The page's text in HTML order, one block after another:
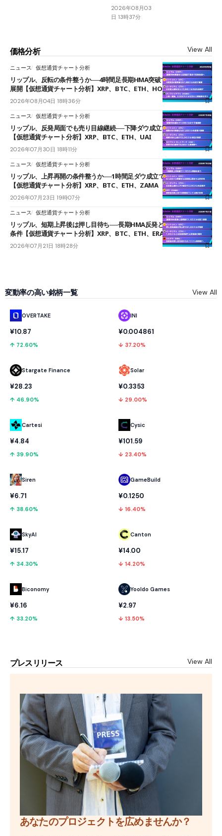
2026年08月03
日 13時37分
価格分析 View All
ニュース 仮想通貨チャート分析
リップル、反転の条件整うか──4時間足長期HMA突破で雲下端を目指す
展開【仮想通貨チャート分析】XRP、BTC、ETH、HOME
2026年08月04日 18時36分
ニュース 仮想通貨チャート分析
リップル、反発局面でも売り目線継続──下降ダウ成立で下値追う展開
【仮想通貨チャート分析】XRP、BTC、ETH、UAI
2026年07月30日 18時11分
ニュース 仮想通貨チャート分析
リップル、上昇再開の条件整うか──1時間足ダウ成立で1.185ドルを狙う
【仮想通貨チャート分析】XRP、BTC、ETH、ZAMA
2026年07月23日 19時07分
ニュース 仮想通貨チャート分析
リップル、短期上昇後は押し目待ち──長期HMA反発と雲上抜けが買い
条件【仮想通貨チャート分析】XRP、BTC、ETH、ERA
2026年07月21日 18時28分
変動率の高い銘柄一覧 View All
OVERTAKE
¥10.87
↑ 72.60%
Stargate Finance
¥28.23
↑ 46.90%
Cartesi
¥4.84
↑ 39.90%
Siren
¥6.71
↑ 38.60%
SkyAI
¥15.17
↑ 34.30%
Biconomy
¥6.16
↑ 33.20%
INI
¥0.004861
↓ 37.20%
Solar
¥0.3353
↓ 29.00%
Cysic
¥101.59
↓ 23.40%
GameBuild
¥0.1250
↓ 16.40%
Canton
¥14.00
↓ 14.20%
Yooldo Games
¥2.97
↓ 13.50%
プレスリリース View All
あなたのプロジェクトを広めませんか？